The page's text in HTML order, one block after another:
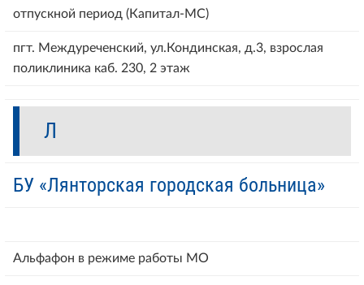
отпускной период (Капитал-МС)
пгт. Междуреченский, ул.Кондинская, д.3, взрослая
поликлиника каб. 230, 2 этаж
Л
БУ «Лянторская городская больница»
Альфафон в режиме работы МО